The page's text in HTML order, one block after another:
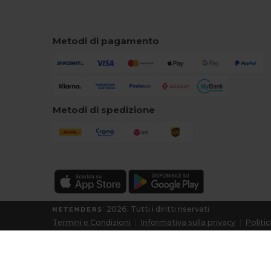
Metodi di pagamento
Metodi di spedizione
2026. Tutti i diritti riservati
Termini e Condizioni
Informativa sulla privacy